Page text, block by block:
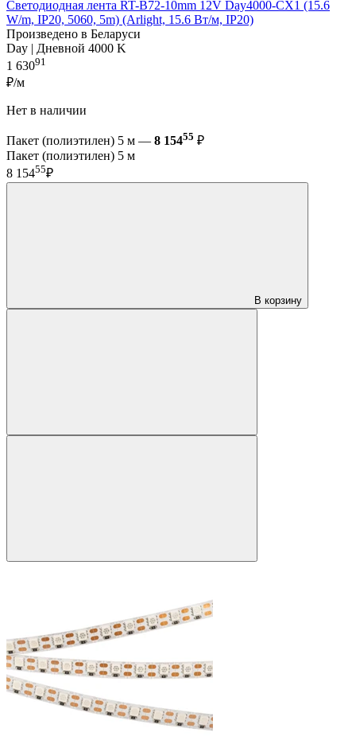
Светодиодная лента RT-B72-10mm 12V Day4000-CX1 (15.6
W/m, IP20, 5060, 5m) (Arlight, 15.6 Вт/м, IP20)
Произведено в Беларуси
Day | Дневной 4000 K
1 63091
₽/м
Нет в наличии
Пакет (полиэтилен) 5 м — 8 15455 ₽
Пакет (полиэтилен) 5 м
8 15455₽
В корзину